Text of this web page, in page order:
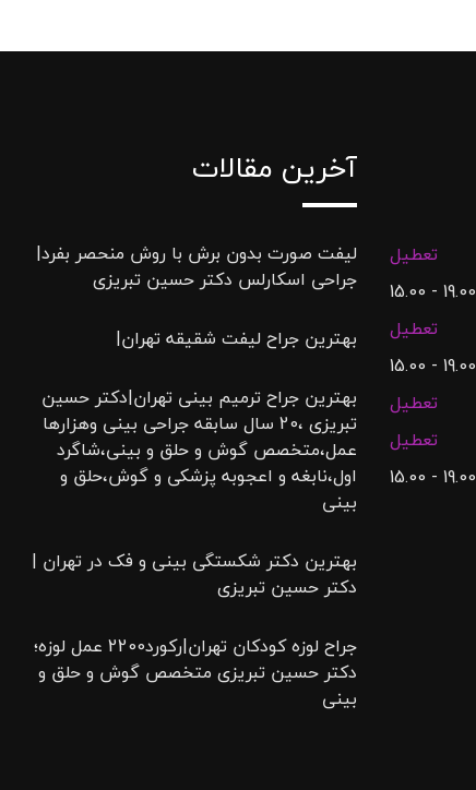
تعطیل
19.00 - 15.00
تعطیل
19.00 - 15.00
تعطیل
تعطیل
19.00 - 15.00
آخرین مقالات
لیفت صورت بدون برش با روش منحصر بفرد|
جراحی اسکارلس دکتر حسین تبریزی
بهترین جراح لیفت شقیقه تهران|
بهترین جراح ترمیم بینی تهران|دکتر حسین
تبریزی ،20 سال سابقه جراحی بینی وهزارها
عمل،متخصص گوش و حلق و بینی،شاگرد
اول،نابغه و اعجوبه پزشکی و گوش،حلق و
بینی
بهترین دکتر شکستگی بینی و فک در تهران |
دکتر حسین تبریزی
جراح لوزه کودکان تهران|رکورد2200 عمل لوزه؛
دکتر حسین تبریزی متخصص گوش و حلق و
بینی